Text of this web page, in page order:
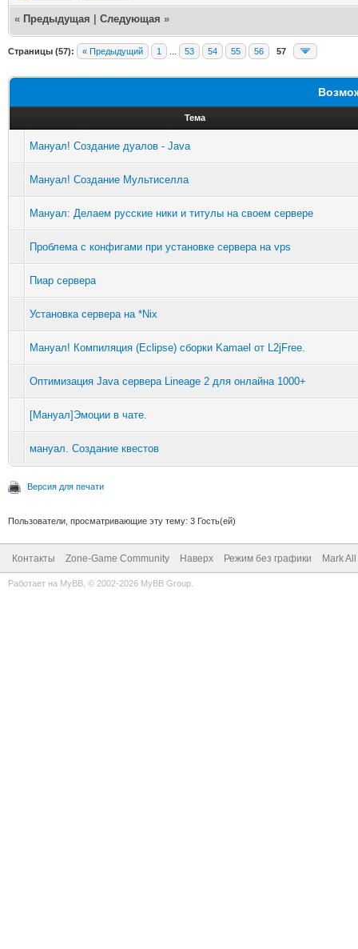
« Предыдущая Следующая »
Страницы (57): « Предыдущий 1 53 54 55 56 57
Тема
Мануал! Создание дуалов - Java
Мануал! Создание Мультиселла
Мануал: Делаем русские ники и титулы на своем сервере
Проблема с конфигами при установке сервера на vps
Пиар сервера
Установка сервера на *Nix
Мануал! Компиляция (Eclipse) сборки Kamael от L2jFree.
Оптимизация Java сервера Lineage 2 для онлайна 1000+
[Мануал]Эмоции в чате.
мануал. Создание квестов
Версия для печати
Пользователи, просматривающие эту тему: 3 Гость(ей)
Контакты Zone-Game Community Наверх Режим без графики Mark
Работает на MyBB , © 2002-2026 MyBB Group